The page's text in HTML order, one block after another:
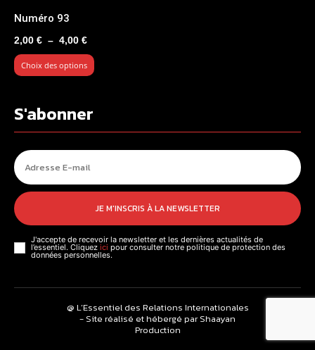
Numéro 93
2,00 € – 4,00 €Plage
de
prix :
4,00 €
Choix des options
S'abonner
JE M'INSCRIS À LA NEWSLETTER
J'accepte de recevoir la newsletter et les dernières actualités de
l’essentiel. Cliquez ici pour consulter notre politique de protection des
données personnelles.
@ L’Essentiel des Relations Internationales
- Site réalisé et hébergé par Shaayan
Production